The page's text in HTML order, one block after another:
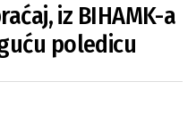
iz BIHAMK-a
poledicu